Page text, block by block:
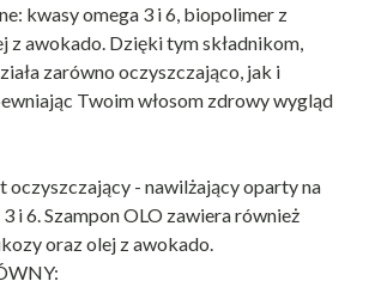
kwasy omega 3 i 6, biopolimer z
z awokado. Dzięki tym składnikom,
zarówno oczyszczająco, jak i
Twoim włosom zdrowy wygląd
oczyszczający - nawilżający oparty na
i 6. Szampon OLO zawiera również
oraz olej z awokado.